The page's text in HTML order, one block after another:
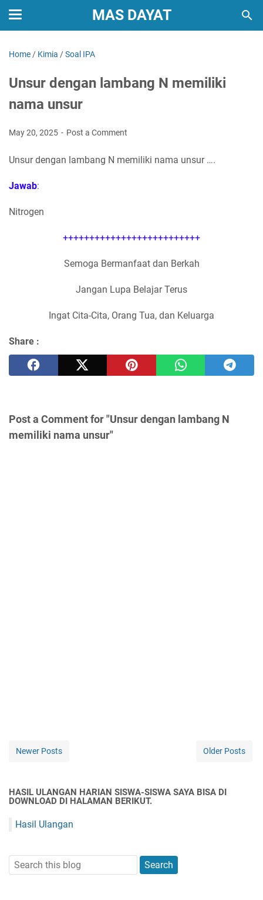
MAS DAYAT
Home / Kimia /Soal IPA
Unsur dengan lambang N memiliki
nama unsur
May 20, 2025 Post a Comment
Unsur dengan lambang N memiliki nama unsur ….
Jawab:
Nitrogen
++++++++++++++++++++++++++
Semoga Bermanfaat dan Berkah
Jangan Lupa Belajar Terus
Ingat Cita-Cita, Orang Tua, dan Keluarga
Share :
Post a Comment for "Unsur dengan lambang N
memiliki nama unsur"
Newer Posts Older Posts
HASIL ULANGAN HARIAN SISWA-SISWA SAYA BISA DI
DOWNLOAD DI HALAMAN BERIKUT.
Hasil Ulangan